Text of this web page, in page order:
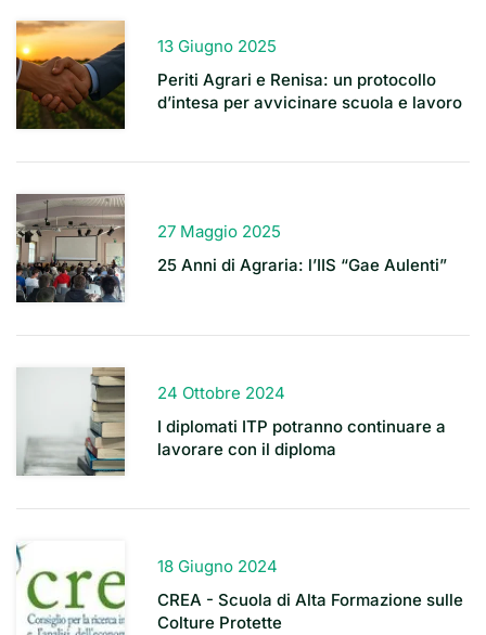
13 Giugno 2025
Periti Agrari e Renisa: un protocollo
d’intesa per avvicinare scuola e lavoro
27 Maggio 2025
25 Anni di Agraria: l’IIS “Gae Aulenti”
24 Ottobre 2024
I diplomati ITP potranno continuare a
lavorare con il diploma
18 Giugno 2024
CREA - Scuola di Alta Formazione sulle
Colture Protette